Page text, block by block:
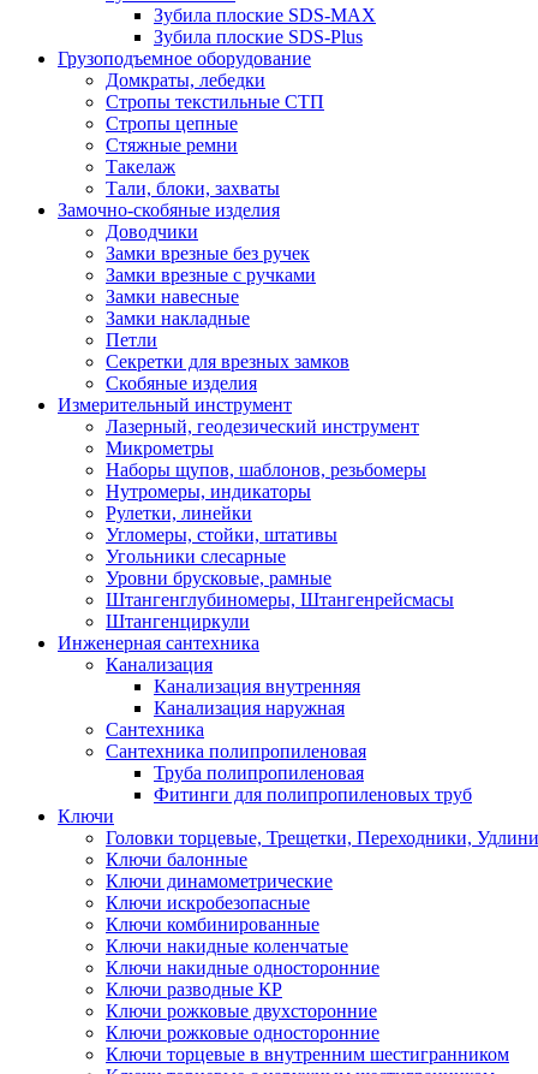
Зубила плоские SDS-MAX
Зубила плоские SDS-Plus
Грузоподъемное оборудование
Домкраты, лебедки
Стропы текстильные СТП
Стропы цепные
Стяжные ремни
Такелаж
Тали, блоки, захваты
Замочно-скобяные изделия
Доводчики
Замки врезные без ручек
Замки врезные с ручками
Замки навесные
Замки накладные
Петли
Секретки для врезных замков
Скобяные изделия
Измерительный инструмент
Лазерный, геодезический инструмент
Микрометры
Наборы щупов, шаблонов, резьбомеры
Нутромеры, индикаторы
Рулетки, линейки
Угломеры, стойки, штативы
Угольники слесарные
Уровни брусковые, рамные
Штангенглубиномеры, Штангенрейсмасы
Штангенциркули
Инженерная сантехника
Канализация
Канализация внутренняя
Канализация наружная
Сантехника
Сантехника полипропиленовая
Труба полипропиленовая
Фитинги для полипропиленовых труб
Ключи
Головки торцевые, Трещетки, Переходники,
Ключи балонные
Ключи динамометрические
Ключи искробезопасные
Ключи комбинированные
Ключи накидные коленчатые
Ключи накидные односторонние
Ключи разводные КР
Ключи рожковые двухсторонние
Ключи рожковые односторонние
Ключи торцевые в внутренним шестигранником